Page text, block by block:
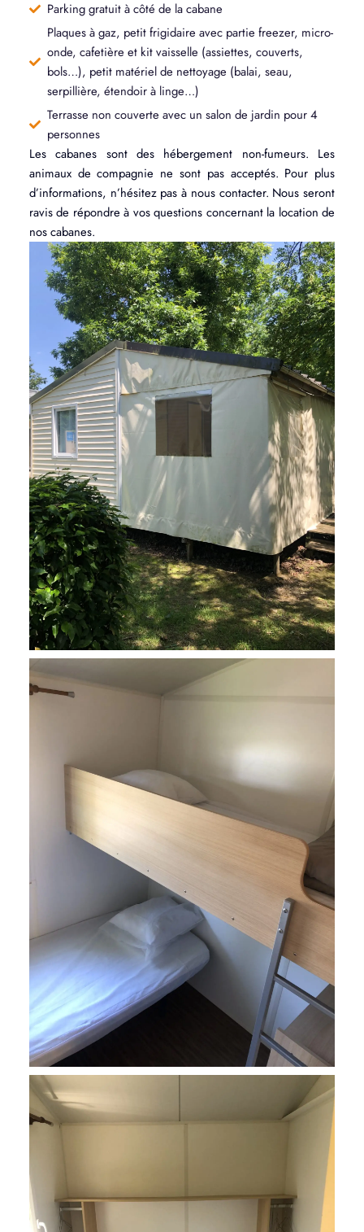
Parking gratuit à côté de la cabane
Plaques à gaz, petit frigidaire avec partie freezer, micro-
onde, cafetière et kit vaisselle (assiettes, couverts,
bols…), petit matériel de nettoyage (balai, seau,
serpillière, étendoir à linge…)
Terrasse non couverte avec un salon de jardin pour 4
personnes
Les cabanes sont des hébergement non-fumeurs. Les
animaux de compagnie ne sont pas acceptés. Pour plus
d’informations, n’hésitez pas à nous contacter. Nous seront
ravis de répondre à vos questions concernant la location de
nos cabanes.